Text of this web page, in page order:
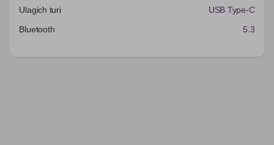
Ulagich turi
USB Type-C
Bluetooth
5.3